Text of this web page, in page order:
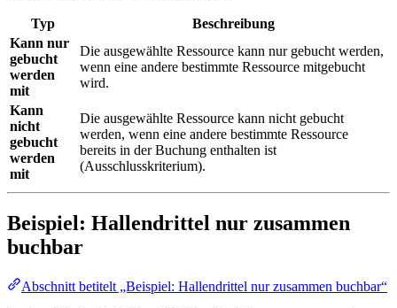
Typ
Beschreibung
Kann nur
gebucht
werden
mit
Die ausgewählte Ressource kann nur gebucht werden,
wenn eine andere bestimmte Ressource mitgebucht
wird.
Kann
nicht
gebucht
werden
mit
Die ausgewählte Ressource kann nicht gebucht
werden, wenn eine andere bestimmte Ressource
bereits in der Buchung enthalten ist
(Ausschlusskriterium).
Beispiel: Hallendrittel nur zusammen
buchbar
Abschnitt betitelt „Beispiel: Hallendrittel nur zusammen buchbar“